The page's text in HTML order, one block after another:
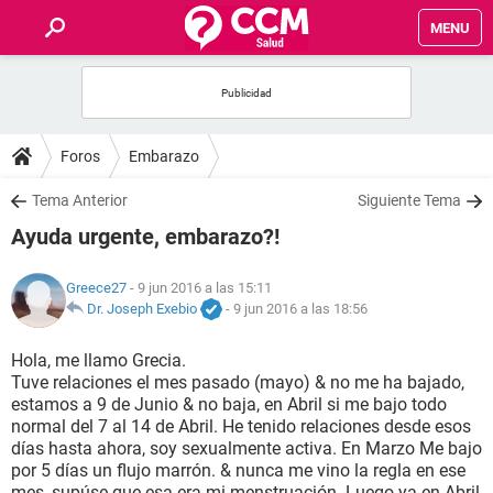
MENU
FOROS
SALUD
FAMILIA
NUTRICIÓN
BIENESTAR
SEXUALIDAD
GLOSARIO
Foros Embarazo
Tema Anterior Siguiente Tema
Ayuda urgente, embarazo?!
Greece27 - 9 jun 2016 a las 15:11
Dr. Joseph Exebio
- 9 jun 2016 a las 18:56
Hola, me llamo Grecia.
Tuve relaciones el mes pasado (mayo) & no me ha bajado,
estamos a 9 de Junio & no baja, en Abril si me bajo todo
normal del 7 al 14 de Abril. He tenido relaciones desde esos
días hasta ahora, soy sexualmente activa. En Marzo Me bajo
por 5 días un flujo marrón. & nunca me vino la regla en ese